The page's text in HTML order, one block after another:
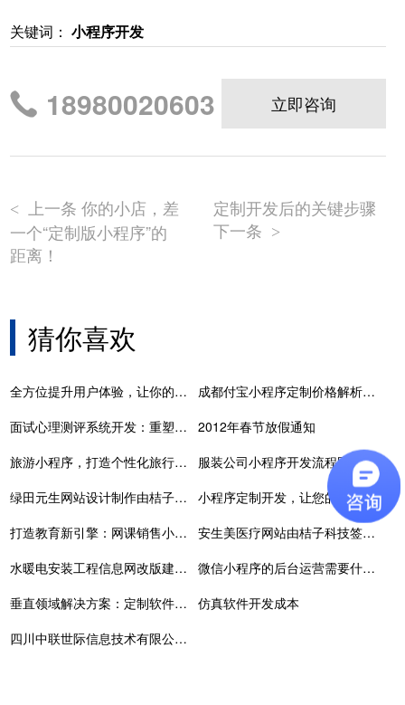
关键词：小程序开发
18980020603 立即咨询
<
上一条 你的小店，差
一个“定制版小程序”的
距离！
定制开发后的关键步骤
下一条 >
猜你喜欢
全方位提升用户体验，让你的小程序脱颖而出
成都付宝小程序定制价格解析：如何选择合适的服务，提升业务竞争力
面试心理测评系统开发：重塑人才招聘市场格局的新力量
2012年春节放假通知
旅游小程序，打造个性化旅行新体验
服装公司小程序开发流程图，服饰小程序应用开发
绿田元生网站设计制作由桔子科技完成上线
小程序定制开发，让您的创意照进现实！
打造教育新引擎：网课销售小程序开发实战指南
安生美医疗网站由桔子科技签约设计制作
水暖电安装工程信息网改版建设由桔子科技签约设计制作
微信小程序的后台运营需要什么。
垂直领域解决方案：定制软件如何打开企业增长新空间
仿真软件开发成本
四川中联世际信息技术有限公司网站设计制作由桔子科技完成上线